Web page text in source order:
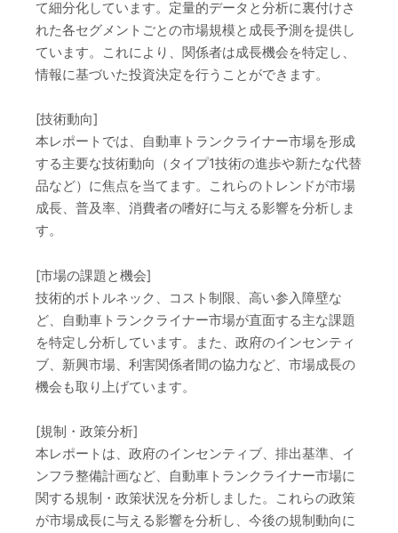
て細分化しています。定量的データと分析に裏付けさ
れた各セグメントごとの市場規模と成長予測を提供し
ています。これにより、関係者は成長機会を特定し、
情報に基づいた投資決定を行うことができます。
[技術動向]
本レポートでは、自動車トランクライナー市場を形成
する主要な技術動向（タイプ1技術の進歩や新たな代替
品など）に焦点を当てます。これらのトレンドが市場
成長、普及率、消費者の嗜好に与える影響を分析しま
す。
[市場の課題と機会]
技術的ボトルネック、コスト制限、高い参入障壁な
ど、自動車トランクライナー市場が直面する主な課題
を特定し分析しています。また、政府のインセンティ
ブ、新興市場、利害関係者間の協力など、市場成長の
機会も取り上げています。
[規制・政策分析]
本レポートは、政府のインセンティブ、排出基準、イ
ンフラ整備計画など、自動車トランクライナー市場に
関する規制・政策状況を分析しました。これらの政策
が市場成長に与える影響を分析し、今後の規制動向に